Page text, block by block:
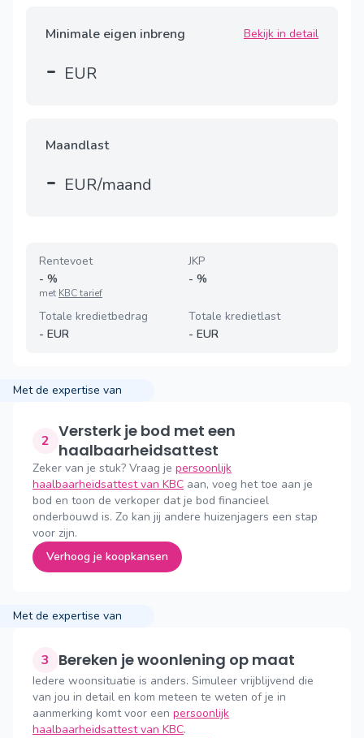
Minimale eigen inbreng Bekijk in detail
- EUR
Maandlast
- EUR/maand
Rentevoet
- %
met KBC tarief
JKP
- %
Totale kredietbedrag
- EUR
Totale kredietlast
- EUR
Met de expertise van
2 Versterk je bod met een
haalbaarheidsattest
Zeker van je stuk? Vraag je persoonlijk
haalbaarheidsattest van KBC aan, voeg het toe aan je
bod en toon de verkoper dat je bod financieel
onderbouwd is. Zo kan jij andere huizenjagers een stap
voor zijn.
Verhoog je koopkansen
Met de expertise van
3 Bereken je woonlening op maat
Iedere woonsituatie is anders. Simuleer vrijblijvend die
van jou in detail en kom meteen te weten of je in
aanmerking komt voor een persoonlijk
haalbaarheidsattest van KBC.